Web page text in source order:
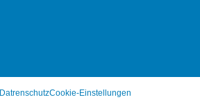
DatrenschutzCookie-Einstellungen